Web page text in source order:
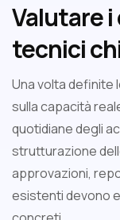
Valutare
tecnici
Una volta definite
sulla capacità
quotidiane degli
strutturazione
approvazioni,
esistenti devono